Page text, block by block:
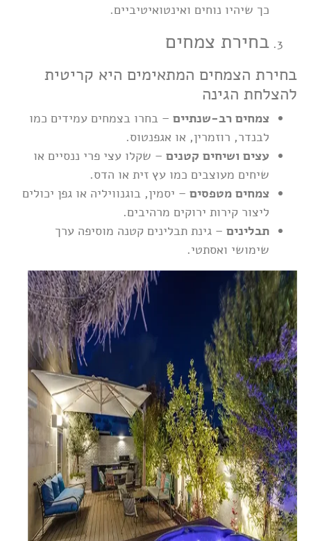
כך שיהיו נוחים ואינטואיטיביים.
בחירת צמחים
בחירת הצמחים המתאימים היא קריטית
להצלחת הגינה
צמחים רב-שנתיים – בחרו בצמחים עמידים כמו
לבנדר, רוזמרין, או אגפנטוס.
עצים ושיחים קטנים – שקלו עצי פרי ננסיים או
שיחים מעוצבים כמו עץ זית או הדס.
צמחים מטפסים – יסמין, בוגנוויליה או גפן יכולים
ליצור קירות ירוקים מרהיבים.
תבלינים – גינת תבלינים קטנה מוסיפה ערך
שימושי ואסתטי.